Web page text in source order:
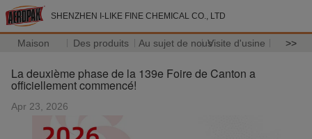
SHENZHEN I-LIKE FINE CHEMICAL CO., LTD
Maison Des produits Au sujet de nousVisite d'usine >>
La deuxième phase de la 139e Foire de Canton a
officiellement commencé!
Apr 23, 2026